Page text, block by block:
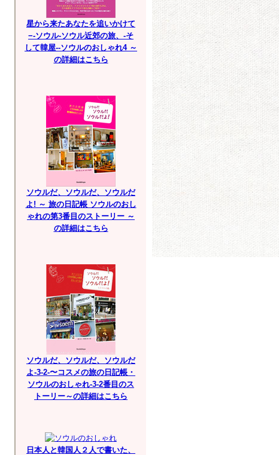
星から来たあなたを追いかけて
−-ソウル-ソウル近郊の旅、-そ
して韓屋--ソウルのおしゃれ4 ～
の詳細はこちら
ソウルだ、ソウルだ、ソウルだ
よ! ～ 旅の日記帳 ソウルのおし
ゃれの第3番目のストーリー ～
の詳細はこちら
ソウルだ、ソウルだ、ソウルだ
よ-3-2-〜コスメの旅の日記帳・
ソウルのおしゃれ-3-2番目のス
トーリー～の詳細はこちら
日本人と韓国人２人で書いた、